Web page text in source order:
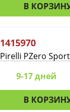
В
1415970
Pirelli PZero
9-17 дней
В